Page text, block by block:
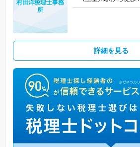
村田洋税理士事務
所
詳細を見る